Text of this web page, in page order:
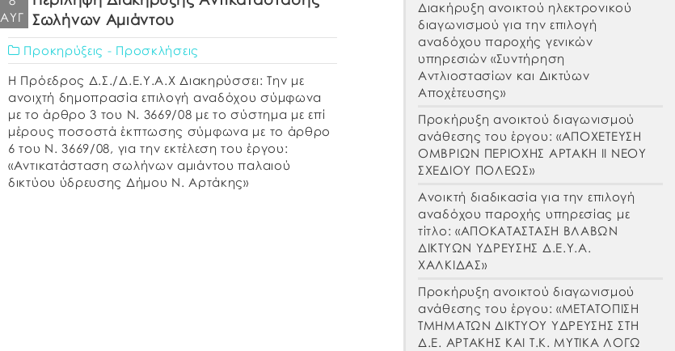
ΑΥΓ
Σωλήνων Αμιάντου
Προκηρύξεις - Προσκλήσεις
Η Πρόεδρος Δ.Σ./Δ.Ε.Υ.Α.Χ Διακηρύσσει: Την με
ανοιχτή δημοπρασία επιλογή αναδόχου σύμφωνα
με το άρθρο 3 του Ν. 3669/08 με το σύστημα με επί
μέρους ποσοστά έκπτωσης σύμφωνα με το άρθρο
6 του Ν. 3669/08, για την εκτέλεση του έργου:
«Αντικατάσταση σωλήνων αμιάντου παλαιού
δικτύου ύδρευσης Δήμου Ν. Αρτάκης»
Διακήρυξη ανοικτού ηλεκτρονικού
διαγωνισμού για την επιλογή
αναδόχου παροχής γενικών
υπηρεσιών «Συντήρηση
Αντλιοστασίων και Δικτύων
Αποχέτευσης»
Προκήρυξη ανοικτού διαγωνισμού
ανάθεσης του έργου: «ΑΠΟΧΕΤΕΥΣΗ
ΟΜΒΡΙΩΝ ΠΕΡΙΟΧΗΣ ΑΡΤΑΚΗ ΙΙ ΝΕΟΥ
ΣΧΕΔΙΟΥ ΠΟΛΕΩΣ»
Ανοικτή διαδικασία για την επιλογή
αναδόχου παροχής υπηρεσίας με
τίτλο: «ΑΠΟΚΑΤΑΣΤΑΣΗ ΒΛΑΒΩΝ
ΔΙΚΤΥΩΝ ΥΔΡΕΥΣΗΣ Δ.Ε.Υ.Α.
ΧΑΛΚΙΔΑΣ»
Προκήρυξη ανοικτού διαγωνισμού
ανάθεσης του έργου: «ΜΕΤΑΤΟΠΙΣΗ
ΤΜΗΜΑΤΩΝ ΔΙΚΤΥΟΥ ΥΔΡΕΥΣΗΣ ΣΤΗ
Δ.Ε. ΑΡΤΑΚΗΣ ΚΑΙ Τ.Κ. ΜΥΤΙΚΑ ΛΟΓΩ